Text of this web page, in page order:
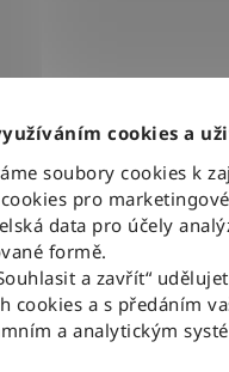
cookies a
soubory cookies k
pro
data pro účely
formě.
a zavřít“
cookies a s předáním
a analytickým